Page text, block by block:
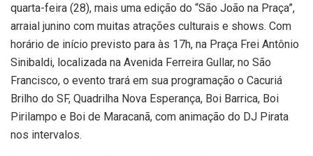
quarta-feira (28), mais uma edição do “São João na Praça”,
arraial junino com muitas atrações culturais e shows. Com
horário de início previsto para às 17h, na Praça Frei Antônio
Sinibaldi, localizada na Avenida Ferreira Gullar, no São
Francisco, o evento trará em sua programação o Cacuriá
Brilho do SF, Quadrilha Nova Esperança, Boi Barrica, Boi
Pirilampo e Boi de Maracanã, com animação do DJ Pirata
nos intervalos.